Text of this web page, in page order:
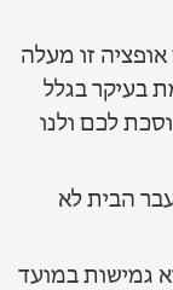
זו מעלה
בעיקר בגלל
לכם ולנו
הבית לא
גמישות במועד